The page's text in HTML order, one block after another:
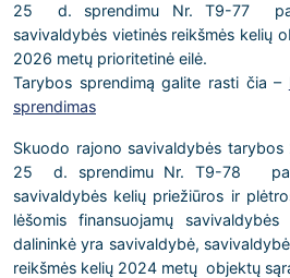
25 d. sprendimu Nr. T9-77
savivaldybės vietinės reikšmės kelių
2026 metų prioritetinė eilė.
Tarybos sprendimą galite rasti čia –
sprendimas
Skuodo rajono savivaldybės
25 d. sprendimu Nr. T9-78
savivaldybės kelių priežiūros ir
lėšomis finansuojamų
dalininkė yra savivaldybė,
reikšmės kelių 2024 metų objektų